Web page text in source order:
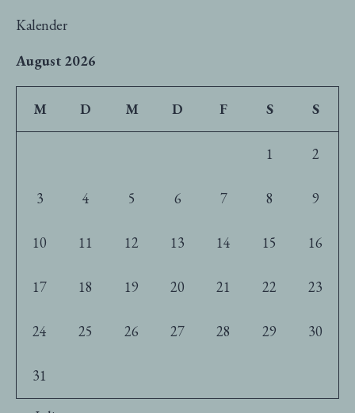
Kalender
August 2026
M D M D F S S
1 2
3 4 5 6 7 8 9
10 11 12 13 14 15 16
17 18 19 20 21 22 23
24 25 26 27 28 29 30
31